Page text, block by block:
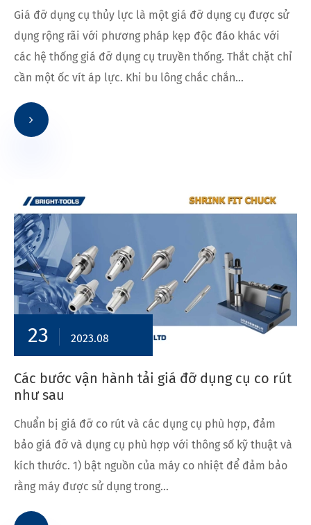
Giá đỡ dụng cụ thủy lực là một giá đỡ dụng cụ được sử
dụng rộng rãi với phương pháp kẹp độc đáo khác với
các hệ thống giá đỡ dụng cụ truyền thống. Thắt chặt chỉ
cần một ốc vít áp lực. Khi bu lông chắc chắn...
23 2023.08
Các bước vận hành tải giá đỡ dụng cụ co rút
như sau
Chuẩn bị giá đỡ co rút và các dụng cụ phù hợp, đảm
bảo giá đỡ và dụng cụ phù hợp với thông số kỹ thuật và
kích thước. 1) bật nguồn của máy co nhiệt để đảm bảo
rằng máy được sử dụng trong...